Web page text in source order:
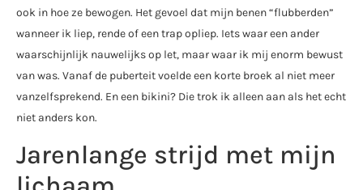
ook in hoe ze bewogen. Het gevoel dat mijn benen “flubberden”
wanneer ik liep, rende of een trap opliep. Iets waar een ander
waarschijnlijk nauwelijks op let, maar waar ik mij enorm bewust
van was. Vanaf de puberteit voelde een korte broek al niet meer
vanzelfsprekend. En een bikini? Die trok ik alleen aan als het echt
niet anders kon.
Jarenlange strijd met mijn